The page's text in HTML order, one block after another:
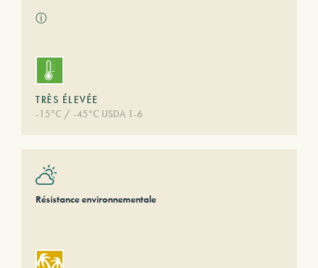
ⓘ
TRÈS ÉLEVÉE
-15°C / -45°C USDA 1-6
Résistance environnementale